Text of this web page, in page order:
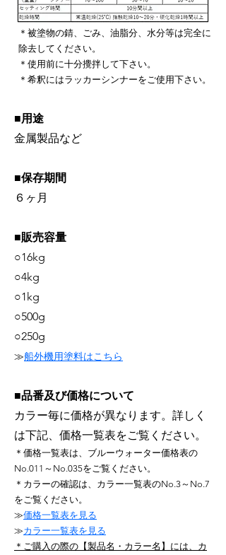
＊被塗物の錆、ごみ、油脂分、水分等は完全に
除去してください。
＊使用前に十分攪拌して下さい。
​＊希釈にはラッカーシンナーをご使用下さい。
■用途
金属製品など
■保存期間
​６ヶ月
■販売容量
○16kg
○4kg
○1kg
○500g
○250g
≫船外機用塗料はこちら
■品番及び価格について
カラー毎に価格が異なります。詳しく
は下記、価格一覧表をご覧ください。
＊価格一覧表は、ブルーウォーター価格表の
No.011～No.035をご覧ください。
＊カラーの確認は、カラー一覧表のNo.3～No.7
をご覧ください。
≫価格一覧表を 見る
≫カラー一覧表を見る
​＊ご購入の際の【製品名・カラー名】には、カ